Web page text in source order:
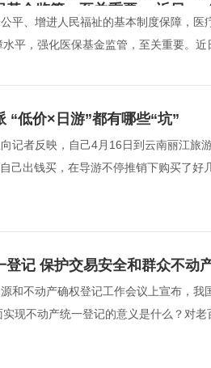
要。 近日，《2023年医保领域
印发。这一方案从聚焦整治重
长效机制等方面明确了工作举
平、增进人民福祉的基本制度保障，医
平，强化医保基金监管，至关重要。近
“低价×日游”都有哪些“坑”
记者反映，自己4月16日到云南丽江旅
己出钱买，在导游不停推销下购买了好
记 保护交易安全和群众不动
和不动产确权登记工作会议上宣布，我
现不动产统一登记的意义是什么？对老